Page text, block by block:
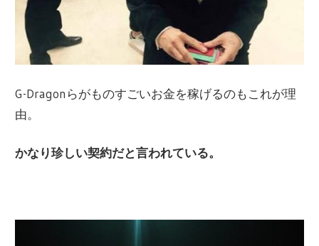
G-Dragonらがものすごいお金を稼げるのもこれが理
由。
かなり珍しい契約だと言われている。